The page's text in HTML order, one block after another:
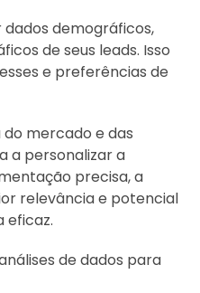
demográficos,
de seus leads. Isso
e preferências de
mercado e das
a personalizar a
precisa, a
relevância e potencial
eficaz.
de dados para